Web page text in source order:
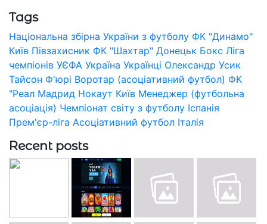
Tags
Національна збірна України з футболу ФК "Динамо"
Київ Півзахисник ФК "Шахтар" Донецьк Бокс Ліга
чемпіонів УЄФА Україна Українці Олександр Усик
Тайсон Ф'юрі Воротар (асоціативний футбол) ФК
"Реал Мадрид Нокаут Київ Менеджер (футбольна
асоціація) Чемпіонат світу з футболу Іспанія
Прем'єр-ліга Асоціативний футбол Італія
Recent posts